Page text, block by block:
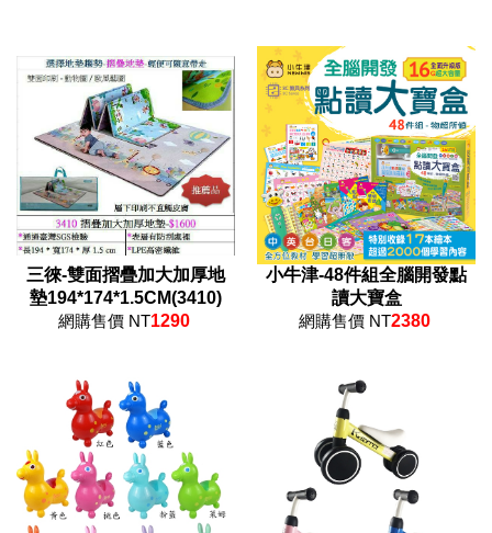
三徠-雙面摺疊加大加厚地
墊194*174*1.5CM(3410)
網購售價 NT1290
小牛津-48件組全腦開發點
讀大寶盒
網購售價 NT2380